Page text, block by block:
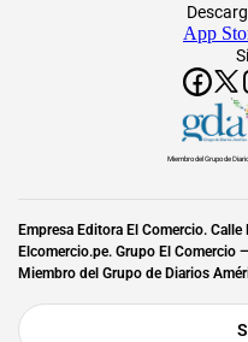
App
Miembro del Grupo de
Empresa Editora El Comercio.
Elcomercio.pe. Grupo El Comercio
Miembro del Grupo de Diarios